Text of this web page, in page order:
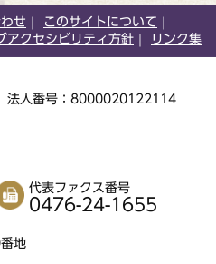
せ
このサイトについて
アクセシビリティ方針 リンク集
法人番号：8000020122114
代表ファクス番号
0476-24-1655
地